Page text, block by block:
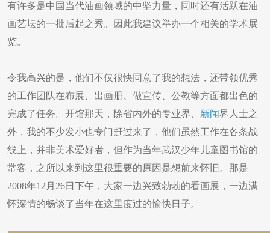
有许多是中国当代油画领域的中坚力量，同时还有活跃在油
画艺坛的一批后起之秀。因此我建议举办一个相关的学术展
览。
令我高兴的是，他们不仅很快同意了我的想法，还带领优秀
的工作团队在布展、出画册、做宣传、公教等方面都出色的
完成了任务。开馆那天，除省内外的专业界、 新闻界人士之
外，我的不少发小也专门赶过来了，他们虽然工作在各条战
线上，并非美术爱好者，但作为当年武汉少年儿童图书馆的
常客，之所以来到这里很重要的原因是想前来怀旧。那是
2008年12月26日下午，大家一边兴致勃勃的看画展，一边满
怀深情的畅谈了当年在这里度过的愉快日子。